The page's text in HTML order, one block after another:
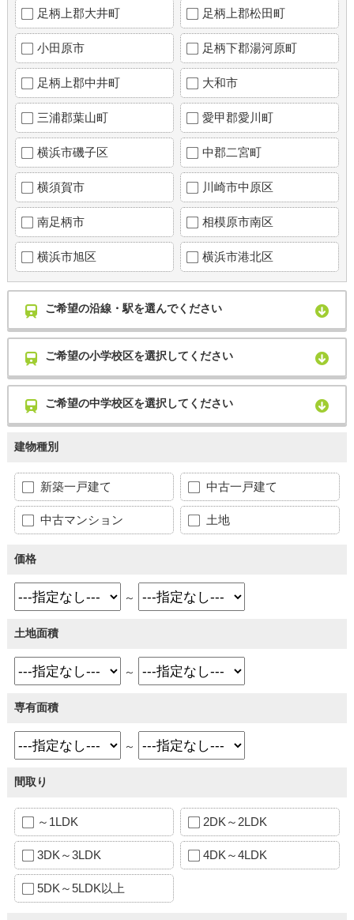
足柄上郡大井町 足柄上郡松田町
小田原市 足柄下郡湯河原町
足柄上郡中井町 大和市
三浦郡葉山町 愛甲郡愛川町
横浜市磯子区 中郡二宮町
横須賀市 川崎市中原区
南足柄市 相模原市南区
横浜市旭区 横浜市港北区
ご希望の沿線・駅を選んでください
ご希望の小学校区を選択してください
ご希望の中学校区を選択してください
建物種別
新築一戸建て 中古一戸建て
中古マンション 土地
価格
～
土地面積
～
専有面積
～
間取り
～1LDK 2DK～2LDK
3DK～3LDK 4DK～4LDK
5DK～5LDK以上